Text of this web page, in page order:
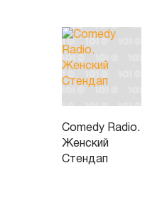
Comedy Radio.
Женский
Стендап